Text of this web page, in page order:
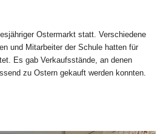
Ostermarkt statt. Verschiedene
und Mitarbeiter der Schule hatten für
Es gab Verkaufsstände, an denen
zu Ostern gekauft werden konnten.